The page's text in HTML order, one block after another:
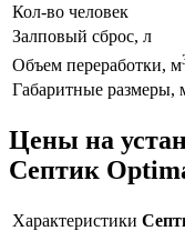
Кол-во человек
Залповый сброс, л
Объем переработки, м
Габаритные размеры,
Цены на
Септик
Характеристики